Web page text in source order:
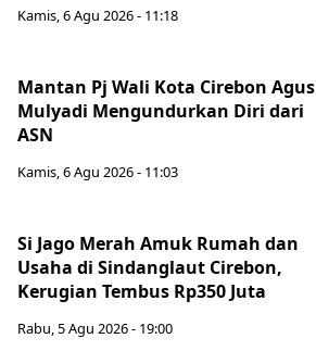
Kamis, 6 Agu 2026 - 11:18
Mantan Pj Wali Kota Cirebon Agus
Mulyadi Mengundurkan Diri dari
ASN
Kamis, 6 Agu 2026 - 11:03
Si Jago Merah Amuk Rumah dan
Usaha di Sindanglaut Cirebon,
Kerugian Tembus Rp350 Juta
Rabu, 5 Agu 2026 - 19:00